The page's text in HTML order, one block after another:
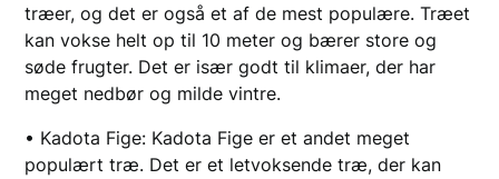
træer, og det er også et af de mest populære. Træet
kan vokse helt op til 10 meter og bærer store og
søde frugter. Det er især godt til klimaer, der har
meget nedbør og milde vintre.
• Kadota Fige: Kadota Fige er et andet meget
populært træ. Det er et letvoksende træ, der kan